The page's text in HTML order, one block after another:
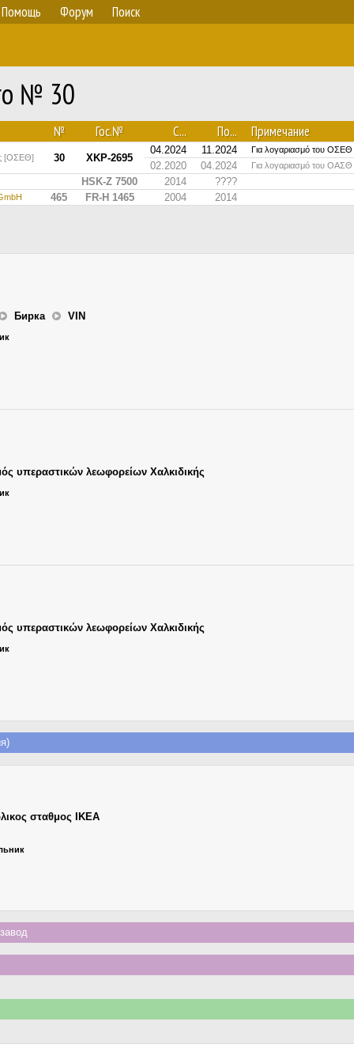
Помощь Форум Поиск
№ 30
№ Гос.№ С... По... Примечание
[ΟΣΕΘ] 30 XKP-2695
04.2024 11.2024 Για λογαριασμό του
02.2020 04.2024
Για λογαριασμό του
HSK-Z 7500 2014 ????
465 FR-H 1465 2004 2014
Бирка VIN
υπεραστικών λεωφορείων Χαλκιδικής
υπεραστικών λεωφορείων Χαλκιδικής
σταθμος ΙΚΕΑ